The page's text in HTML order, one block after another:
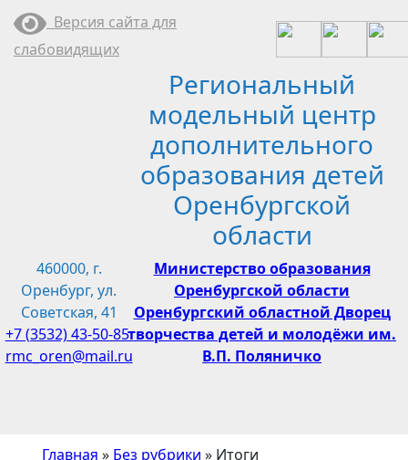
Перейти
содержимому
Версия сайта для
слабовидящих
Региональный
модельный центр
дополнительного
образования детей
Оренбургской
области
460000, г.
Оренбург, ул.
Советская, 41
+7 (3532) 43-50-85
rmc_oren@mail.ru
Министерство образования
Оренбургской области
Оренбургский областной Дворец
творчества детей и молодёжи им.
В.П. Поляничко
Главная » Без рубрики » Итоги